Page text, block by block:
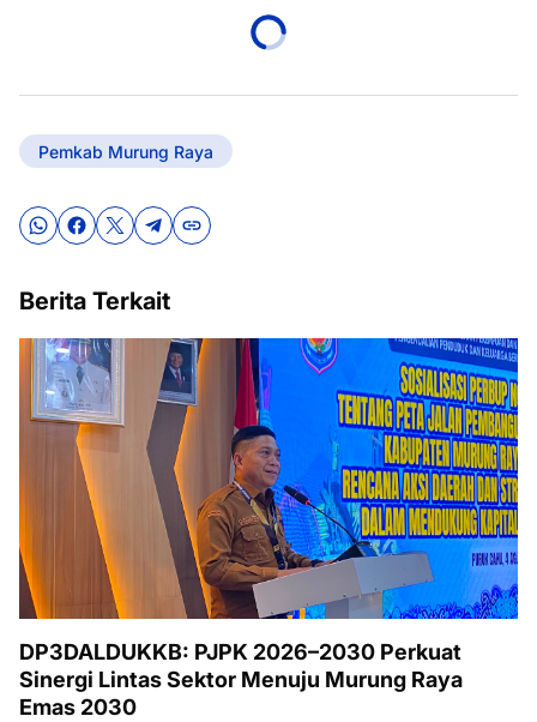
Pemkab Murung Raya
Berita Terkait
DP3DALDUKKB: PJPK 2026–2030 Perkuat
Sinergi Lintas Sektor Menuju Murung Raya
Emas 2030